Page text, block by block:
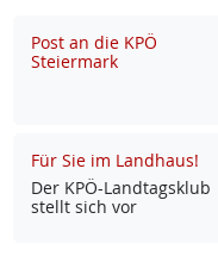
Post an die KPÖ
Steiermark
Für Sie im Landhaus!
Der KPÖ-Land­tags­klub
stellt sich vor